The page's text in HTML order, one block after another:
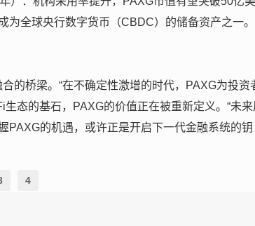
为全球央行数字货币（CBDC）的储备资产之一
的桥梁。“在不确定性激增的时代，PAXG为投资
态的基石，PAXG的价值正在被重新定义。“未来
PAXG的机遇，或许正是开启下一代金融系统的钥
4